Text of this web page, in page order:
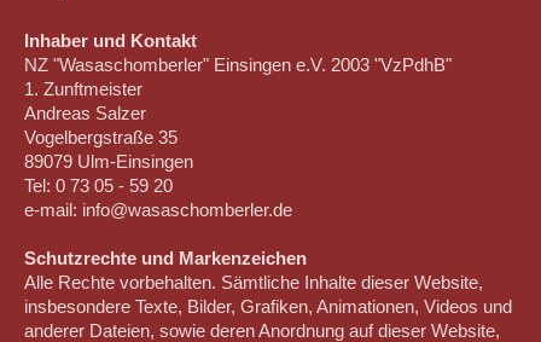
Inhaber und Kontakt
NZ "Wasaschomberler" Einsingen e.V. 2003 "VzPdhB"
1. Zunftmeister
Andreas Salzer
Vogelbergstraße 35
89079 Ulm-Einsingen
Tel: 0 73 05 - 59 20
e-mail: info@wasaschomberler.de
Schutzrechte und Markenzeichen
Alle Rechte vorbehalten. Sämtliche Inhalte dieser Website,
insbesondere Texte, Bilder, Grafiken, Animationen, Videos und
anderer Dateien, sowie deren Anordnung auf dieser Website,